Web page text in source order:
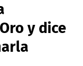
y dice